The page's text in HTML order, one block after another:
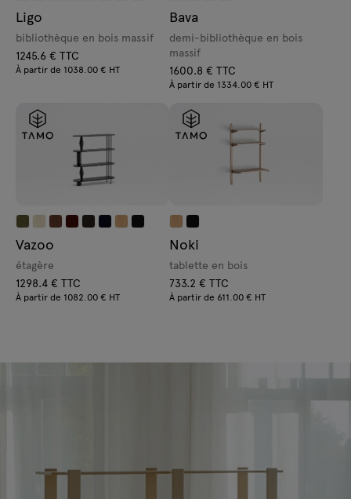
Ligo
bibliothèque en bois massif
1245.6 € TTC
À partir de 1038.00 € HT
Bava
demi-bibliothèque en bois
massif
1600.8 € TTC
À partir de 1334.00 € HT
Vazoo
étagère
1298.4 € TTC
À partir de 1082.00 € HT
Noki
tablette en bois
733.2 € TTC
À partir de 611.00 € HT